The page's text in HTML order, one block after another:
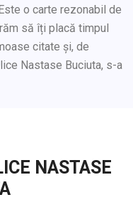
o carte rezonabil de
să îți placă timpul
citate și, de
Nastase Buciuta, s-a
NASTASE